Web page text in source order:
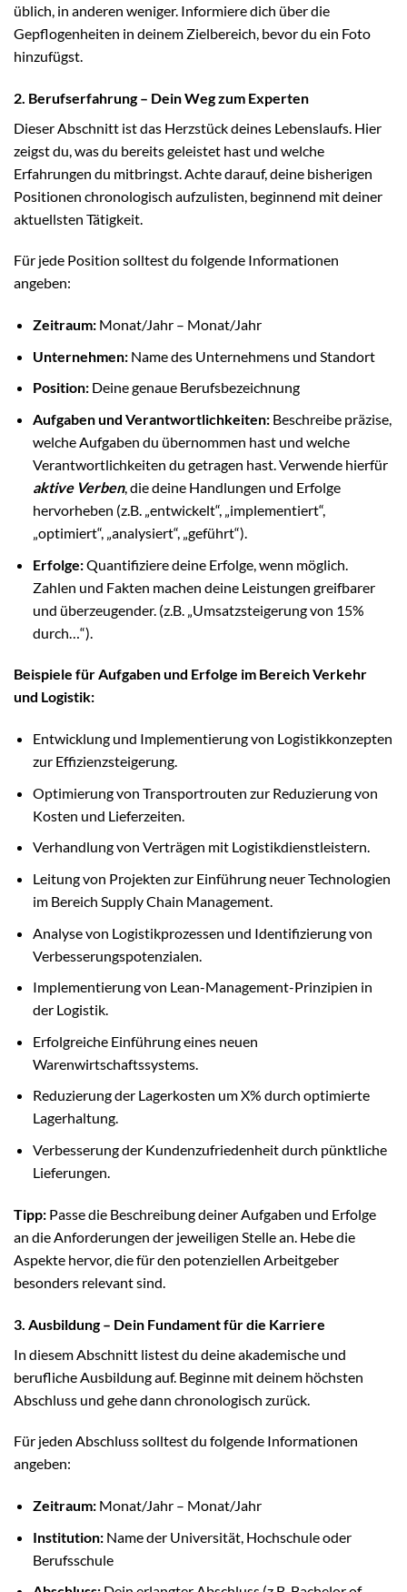
üblich, in anderen weniger. Informiere dich über die
Gepflogenheiten in deinem Zielbereich, bevor du ein Foto
hinzufügst.
2. Berufserfahrung – Dein Weg zum Experten
Dieser Abschnitt ist das Herzstück deines Lebenslaufs. Hier
zeigst du, was du bereits geleistet hast und welche
Erfahrungen du mitbringst. Achte darauf, deine bisherigen
Positionen chronologisch aufzulisten, beginnend mit deiner
aktuellsten Tätigkeit.
Für jede Position solltest du folgende Informationen
angeben:
Zeitraum:Monat/Jahr – Monat/Jahr
Unternehmen:Name des Unternehmens und Standort
Position:Deine genaue Berufsbezeichnung
Aufgaben und Verantwortlichkeiten:Beschreibe präzise,
welche Aufgaben du übernommen hast und welche
Verantwortlichkeiten du getragen hast. Verwende hierfür
aktive Verben, die deine Handlungen und Erfolge
hervorheben (z.B. „entwickelt“, „implementiert“,
„optimiert“, „analysiert“, „geführt“).
Erfolge:Quantifiziere deine Erfolge, wenn möglich.
Zahlen und Fakten machen deine Leistungen greifbarer
und überzeugender. (z.B. „Umsatzsteigerung von 15%
durch…“).
Beispiele für Aufgaben und Erfolge im Bereich Verkehr
und Logistik:
Entwicklung und Implementierung von Logistikkonzepten
zur Effizienzsteigerung.
Optimierung von Transportrouten zur Reduzierung von
Kosten und Lieferzeiten.
Verhandlung von Verträgen mit Logistikdienstleistern.
Leitung von Projekten zur Einführung neuer Technologien
im Bereich Supply Chain Management.
Analyse von Logistikprozessen und Identifizierung von
Verbesserungspotenzialen.
Implementierung von Lean-Management-Prinzipien in
der Logistik.
Erfolgreiche Einführung eines neuen
Warenwirtschaftssystems.
Reduzierung der Lagerkosten um X% durch optimierte
Lagerhaltung.
Verbesserung der Kundenzufriedenheit durch pünktliche
Lieferungen.
Tipp: Passe die Beschreibung deiner Aufgaben und Erfolge
an die Anforderungen der jeweiligen Stelle an. Hebe die
Aspekte hervor, die für den potenziellen Arbeitgeber
besonders relevant sind.
3. Ausbildung – Dein Fundament für die Karriere
In diesem Abschnitt listest du deine akademische und
berufliche Ausbildung auf. Beginne mit deinem höchsten
Abschluss und gehe dann chronologisch zurück.
Für jeden Abschluss solltest du folgende Informationen
angeben:
Zeitraum:Monat/Jahr – Monat/Jahr
Institution:Name der Universität, Hochschule oder
Berufsschule